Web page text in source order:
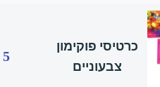
כרטיסי פוקימון
צבעוניים
5 $